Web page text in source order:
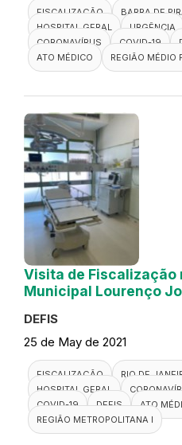
FISCALIZAÇÃO
BARRA DE
HOSPITAL GERAL
URGÊNCIA
CORONAVÍRUS
COVID-19
ATO MÉDICO
REGIÃO MÉDIO
Visita de Fiscalização
Municipal Lourenço
DEFIS
25 de May de 2021
FISCALIZAÇÃO
RIO DE
HOSPITAL GERAL
COVID-19
DEFIS
ATO
REGIÃO METROPOLITANA I